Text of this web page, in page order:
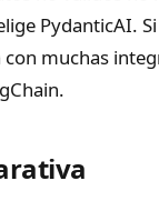
PydanticAI.
muchas